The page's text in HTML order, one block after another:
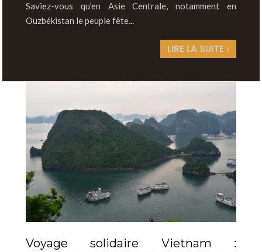
Saviez-vous qu’en Asie Centrale, notamment en
Ouzbékistan le peuple fête...
LIRE LA SUITE
Voyage solidaire Vietnam :